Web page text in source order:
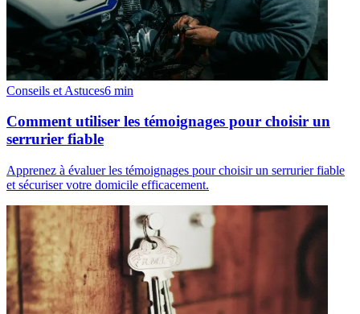
Conseils et Astuces6 min
Comment utiliser les témoignages pour choisir un
serrurier fiable
Apprenez à évaluer les témoignages pour choisir un serrurier fiable
et sécuriser votre domicile efficacement.